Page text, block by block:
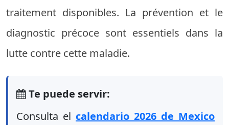
traitement disponibles. La prévention et le
diagnostic précoce sont essentiels dans la
lutte contre cette maladie.
Te puede servir:
Consulta el calendario 2026 de Mexico